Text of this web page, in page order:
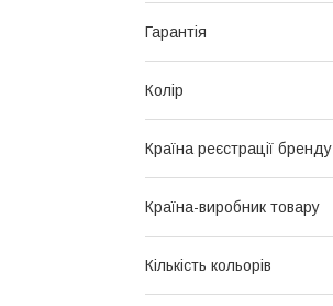
Гарантія
Колір
Країна реєстрації бренду
Країна-виробник товару
Кількість кольорів